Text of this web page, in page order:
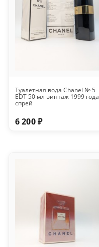
Туалетная вода Chanel № 5
EDT 50 мл винтаж 1999 года
спрей
6 200 ₽